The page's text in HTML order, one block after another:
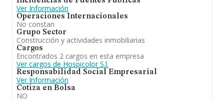
Ver Información
Operaciones Internacionales
No constan
Grupo Sector
Construcción y actividades inmobiliarias
Cargos
Encontrados 2 cargos en esta empresa
Ver cargos de Hospicolor S.l.
Responsabilidad Social Empresarial
Ver Información
Cotiza en Bolsa
NO